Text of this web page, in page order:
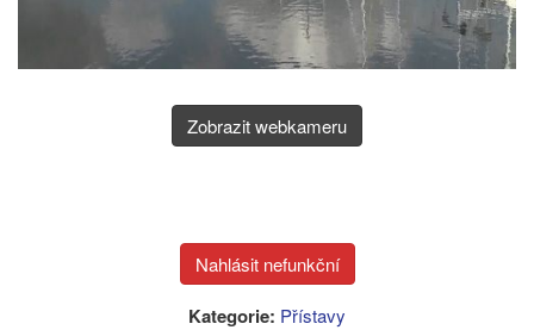
Zobrazit webkameru
Kategorie: Přístavy